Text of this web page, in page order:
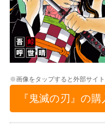
※画像をタップすると外部サイ
『鬼滅の刃』の